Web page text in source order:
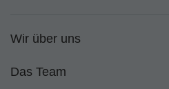
Wir über uns
Das Team